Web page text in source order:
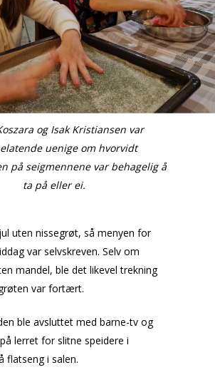
og Isak Kristiansen var
uenige om hvorvidt
på seigmennene var behagelig å
ta på eller ei.
uten nissegrøt, så menyen for
var selvskreven. Selv om
mandel, ble det likevel trekning
var fortært.
ble avsluttet med barne-tv og
lerret for slitne speidere i
flatseng i salen.